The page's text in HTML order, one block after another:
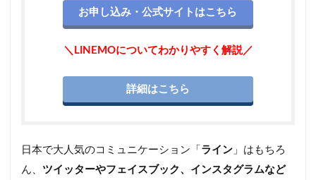
お申し込み・公式サイトはこちら
＼LINEMOについてわかりやすく解説／
詳細はこちら
日本で大人気のコミュニケーション「 ライン 」はもちろ
ん、 ツイッターやフェイスブック、インスタグラムなど